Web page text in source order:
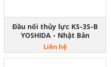
Đầu nối thủy lực KS-3S-B
YOSHIDA - Nhật Bản
Liên hệ